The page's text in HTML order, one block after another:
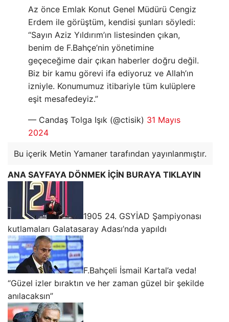
Az önce Emlak Konut Genel Müdürü Cengiz
Erdem ile görüştüm, kendisi şunları söyledi:
“Sayın Aziz Yıldırım’ın listesinden çıkan,
benim de F.Bahçe’nin yönetimine
geçeceğime dair çıkan haberler doğru değil.
Biz bir kamu görevi ifa ediyoruz ve Allah’ın
izniyle. Konumumuz itibariyle tüm kulüplere
eşit mesafedeyiz.”
— Candaş Tolga Işık (@ctisik) 31 Mayıs
2024
Bu içerik Metin Yamaner tarafından yayınlanmıştır.
ANA SAYFAYA DÖNMEK İÇİN BURAYA TIKLAYIN
1905 24. GSYİAD Şampiyonası
kutlamaları Galatasaray Adası’nda yapıldı
F.Bahçeli İsmail Kartal’a veda!
“Güzel izler bıraktın ve her zaman güzel bir şekilde
anılacaksın”